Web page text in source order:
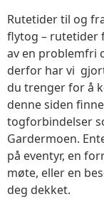
Rutetider til og
flytog – rutetider
av en problemfri
derfor har vi
du trenger for å
denne siden
togforbindelser
Gardermoen.
på eventyr, en
møte, eller en
deg dekket.